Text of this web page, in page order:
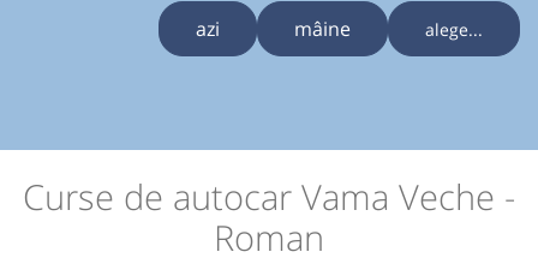
azi mâine alege...
Curse de autocar Vama Veche -
Roman